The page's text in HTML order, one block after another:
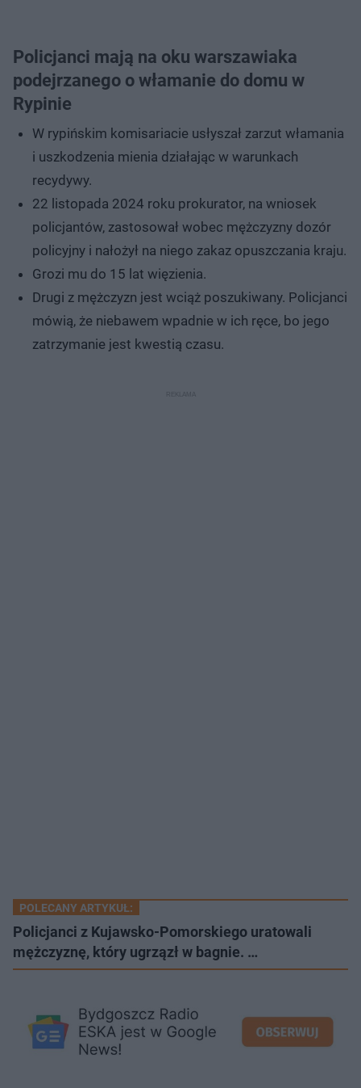
Policjanci mają na oku warszawiaka
podejrzanego o włamanie do domu w
Rypinie
W rypińskim komisariacie usłyszał zarzut włamania
i uszkodzenia mienia działając w warunkach
recydywy.
22 listopada 2024 roku prokurator, na wniosek
policjantów, zastosował wobec mężczyzny dozór
policyjny i nałożył na niego zakaz opuszczania kraju.
Grozi mu do 15 lat więzienia.
Drugi z mężczyzn jest wciąż poszukiwany. Policjanci
mówią, że niebawem wpadnie w ich ręce, bo jego
zatrzymanie jest kwestią czasu.
POLECANY ARTYKUŁ:
Policjanci z Kujawsko-Pomorskiego uratowali
mężczyznę, który ugrzązł w bagnie. …